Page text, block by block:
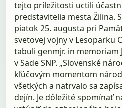
tejto príležitosti uctili
predstavitelia mesta Žilina.
piatok 25. augusta pri
svetovej vojny v Lesoparku
tabuli genmjr. in memoriam
v Sade SNP. „Slovenské
kľúčovým momentom
všetkých a natrvalo sa
dejín. Je dôležité spomínať